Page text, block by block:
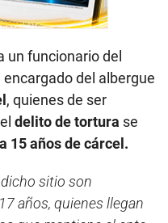
un funcionario del
encargado del albergue
, quienes de ser
delito de tortura se
15 años de cárcel.
sitio son
años, quienes llegan